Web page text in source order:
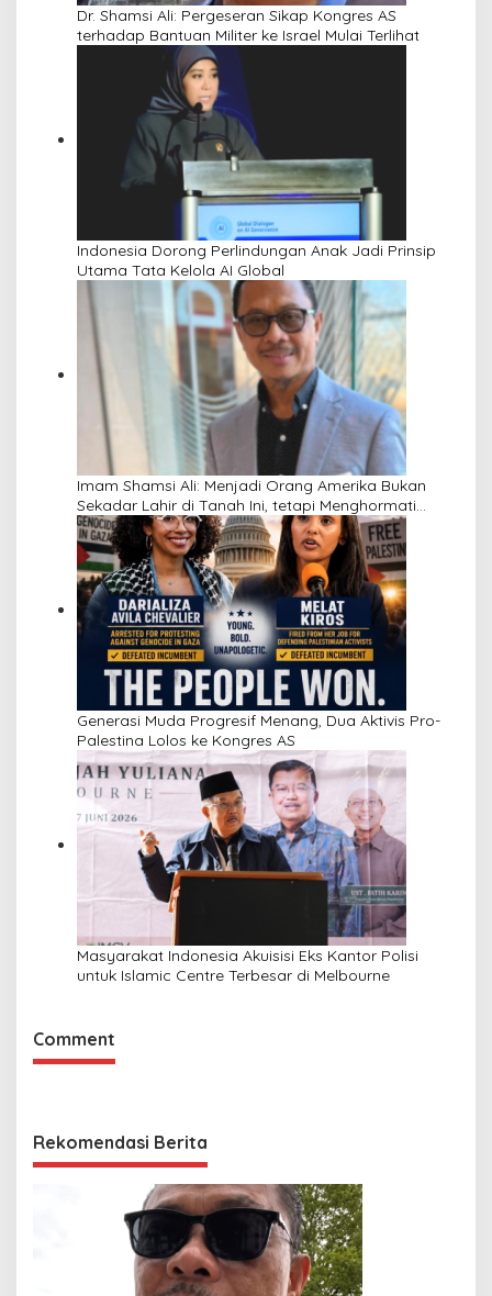
Dr. Shamsi Ali: Pergeseran Sikap Kongres AS
terhadap Bantuan Militer ke Israel Mulai Terlihat
Indonesia Dorong Perlindungan Anak Jadi Prinsip
Utama Tata Kelola AI Global
Imam Shamsi Ali: Menjadi Orang Amerika Bukan
Sekadar Lahir di Tanah Ini, tetapi Menghormati
Perbedaan
Generasi Muda Progresif Menang, Dua Aktivis Pro-
Palestina Lolos ke Kongres AS
Masyarakat Indonesia Akuisisi Eks Kantor Polisi
untuk Islamic Centre Terbesar di Melbourne
Comment
Rekomendasi Berita